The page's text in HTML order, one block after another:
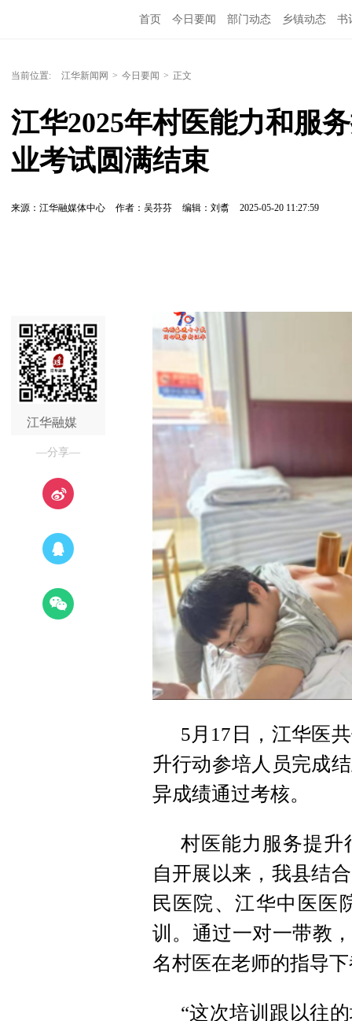
首页 今日要闻 部门动态 乡镇动态 书
当前位置: 江华新闻网 > 今日要闻 > 正文
江华2025年村医能力和服
业考试圆满结束
来源：江华融媒体中心 作者：吴芬芬 编辑：刘翥 2025-05-20 11:27:59
江华融媒
—分享—
5月17日，江华医
升行动参培人员完成
异成绩通过考核。
村医能力服务提升
自开展以来，我县结
民医院、江华中医医
训。通过一对一带教
名村医在老师的指导
“这次培训跟以往